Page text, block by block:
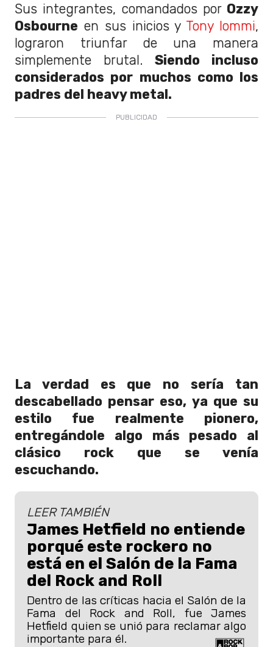
Sus integrantes, comandados porOzzy
Osbourne en sus inicios yTony Iommi,
lograron triunfar de una manera
simplemente brutal.Siendo incluso
considerados por muchos como los
padres del heavy metal.
La verdad es que no sería tan
descabellado pensar eso, ya que su
estilo fue realmente pionero,
entregándole algo más pesado al
clásico rock que se venía
escuchando.
LEER TAMBIÉN
James Hetfield no entiende
porqué este rockero no
está en el Salón de la Fama
del Rock and Roll
Dentro de las críticas hacia el Salón de la
Fama del Rock and Roll, fue James
Hetfield quien se unió para reclamar algo
importante para él.